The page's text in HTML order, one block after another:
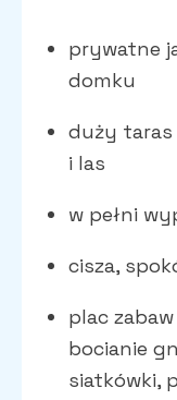
prywatne
domku
duży taras
i las
w pełni
cisza,
plac
bocianie
siatkówki,